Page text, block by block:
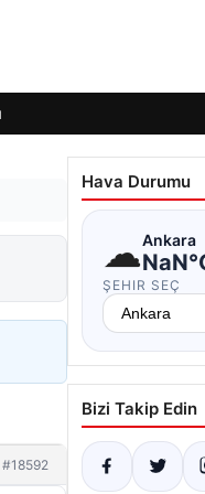
#18592
Hava Durumu
☁Ankara
ŞEHIR SEÇ
Bizi Takip Edin